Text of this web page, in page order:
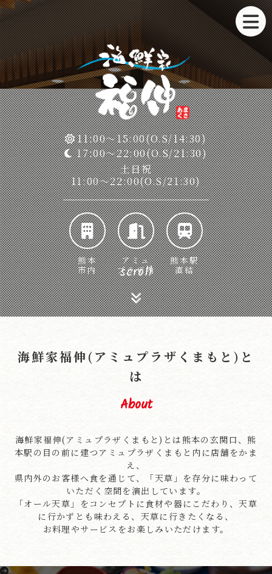
11:00～15:00(O.S/14:30)
17:00～22:00(O.S/21:30)
土日祝
11:00～22:00(O.S/21:30)
熊本
市内
アミュ
プラザ内
熊本駅
直結
scroll
海鮮家福伸(アミュプラザくまもと)と
は
About
海鮮家福伸(アミュプラザくまもと)とは熊本の玄関口、熊
本駅の目の前に建つアミュプラザくまもと内に店舗をかま
え、
県内外のお客様へ食を通じて、「天草」を存分に味わって
いただく空間を演出しています。
「オール天草」をコンセプトに食材や器にこだわり、天草
に行かずとも味わえる、天草に行きたくなる、
お料理やサービスをお楽しみいただけます。